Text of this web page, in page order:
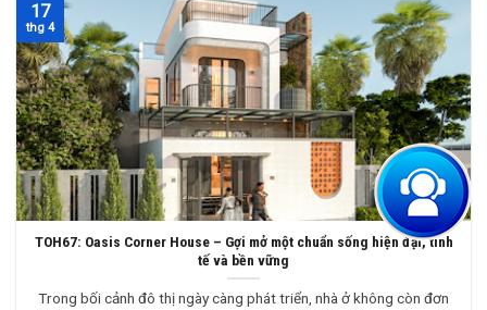
TOH67: Oasis Corner House – Gợi mở một chuẩn sống hiện đại, tinh
tế và bền vững
Trong bối cảnh đô thị ngày càng phát triển, nhà ở không còn đơn
17
thg 4